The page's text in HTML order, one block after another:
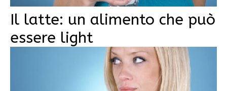
Il latte: un alimento che può
essere light